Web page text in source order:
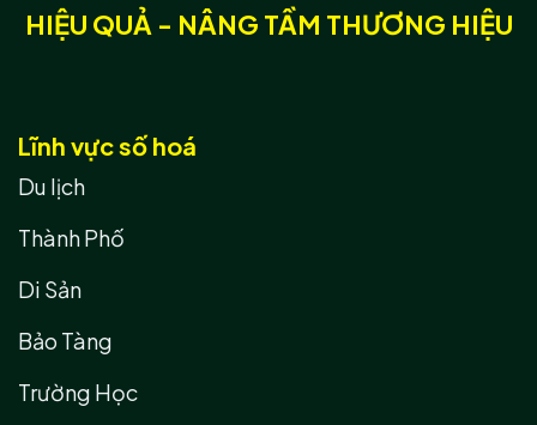
HIỆU QUẢ - NÂNG TẦM THƯƠNG HIỆU
Lĩnh vực số hoá
Du lịch
Thành Phố
Di Sản
Bảo Tàng
Trường Học